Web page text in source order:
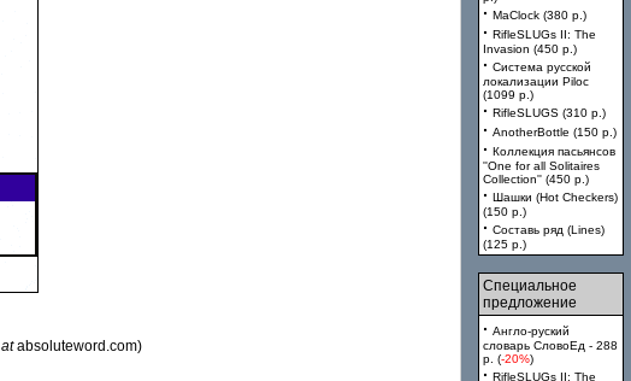
atabsoluteword.com)
· MaClock (380 p.)
· RifleSLUGs II: The
Invasion (450 p.)
· Система русской
локализации Piloc
(1099 p.)
· RifleSLUGS (310 p.)
· AnotherBottle (150 p.)
· Коллекция пасьянсов
''One for all Solitaires
Collection'' (450 p.)
· Шашки (Hot Checkers)
(150 p.)
· Составь ряд (Lines)
(125 p.)
Специальное
предложение
· Англо-руский
словарь СловоЕд - 288
p. (-20%)
· RifleSLUGs II: The